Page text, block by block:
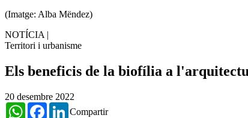
(Imatge: Alba Mëndez)
NOTÍCIA |
Territori i urbanisme
Els beneficis de la biofília a
20 desembre 2022
Compartir
WhatsAppFacebookLinkedIn